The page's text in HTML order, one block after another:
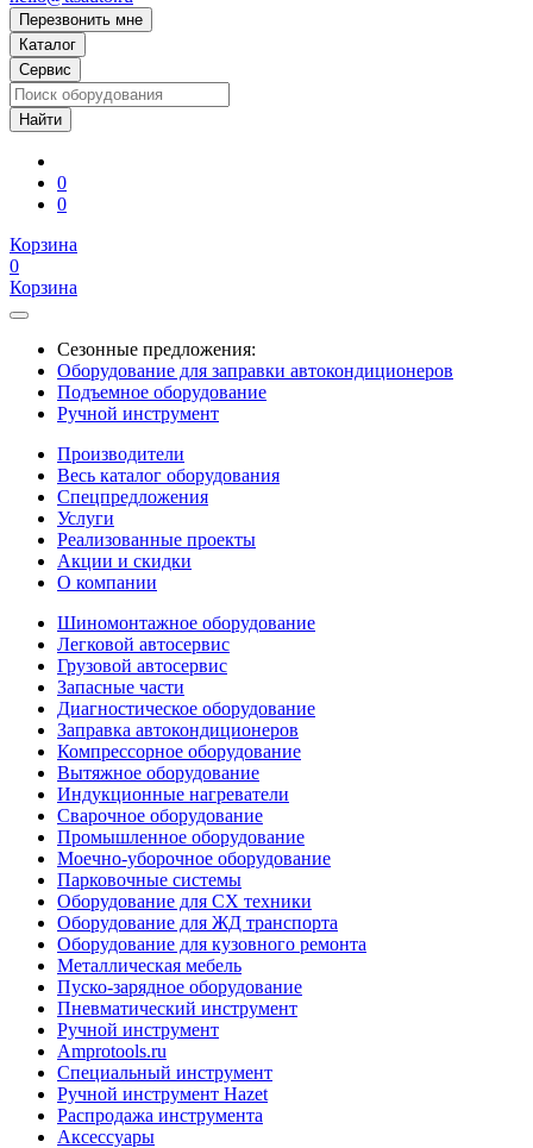
Перезвонить мне
Каталог
Сервис
0
0
Корзина
0
Корзина
Сезонные предложения:
Оборудование для заправки автокондиционеров
Подъемное оборудование
Ручной инструмент
Производители
Весь каталог оборудования
Спецпредложения
Услуги
Реализованные проекты
Акции и скидки
О компании
Шиномонтажное оборудование
Легковой автосервис
Грузовой автосервис
Запасные части
Диагностическое оборудование
Заправка автокондиционеров
Компрессорное оборудование
Вытяжное оборудование
Индукционные нагреватели
Сварочное оборудование
Промышленное оборудование
Моечно-уборочное оборудование
Парковочные системы
Оборудование для СХ техники
Оборудование для ЖД транспорта
Оборудование для кузовного ремонта
Металлическая мебель
Пуско-зарядное оборудование
Пневматический инструмент
Ручной инструмент
Amprotools.ru
Специальный инструмент
Ручной инструмент Hazet
Распродажа инструмента
Аксессуары